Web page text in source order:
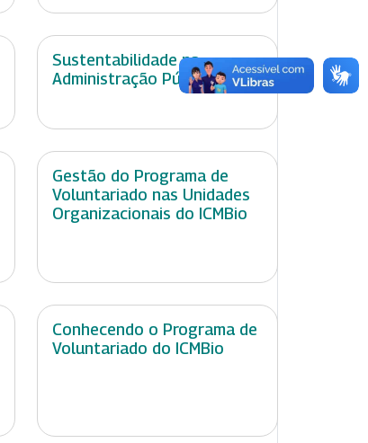
Sustentabilidade na
Administração Pública
Gestão do Programa de
Voluntariado nas Unidades
Organizacionais do ICMBio
Conhecendo o Programa de
Voluntariado do ICMBio